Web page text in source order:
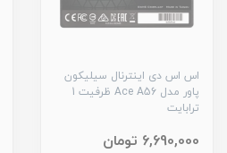
اس اس دی اینترنال سیلیکون
پاور مدل Ace A56 ظرفیت 1
ترابایت
6,690,000 تومان